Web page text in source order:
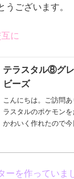
うございます。
に
テラスタル⑧グ
ビーズ
こんにちは。ご訪問
ラスタルのポケモン
かわいく作れたので
ーを作っていま